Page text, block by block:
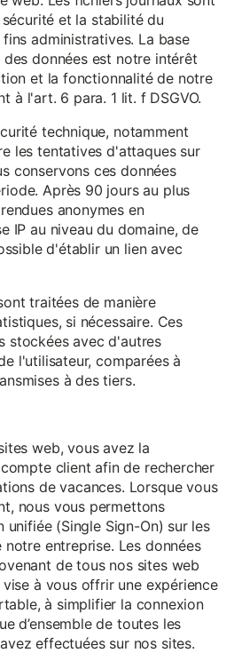
et la stabilité du
administratives. La base
données est notre intérêt
et la fonctionnalité de notre
à l'art. 6 para. 1 lit. f DSGVO.
technique, notamment
les tentatives d'attaques sur
conservons ces données
Après 90 jours au plus
anonymes en
IP au niveau du domaine, de
d'établir un lien avec
traitées de manière
si nécessaire. Ces
stockées avec d'autres
l'utilisateur, comparées à
à des tiers.
web, vous avez la
client afin de rechercher
de vacances. Lorsque vous
nous vous permettons
unifiée (Single Sign-On) sur les
entreprise. Les données
de tous nos sites web
à vous offrir une expérience
à simplifier la connexion
d’ensemble de toutes les
effectuées sur nos sites.